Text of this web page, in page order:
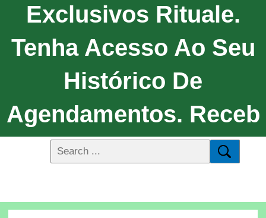
Exclusivos Rituale.
Tenha Acesso Ao Seu
Histórico De
Agendamentos. Receb